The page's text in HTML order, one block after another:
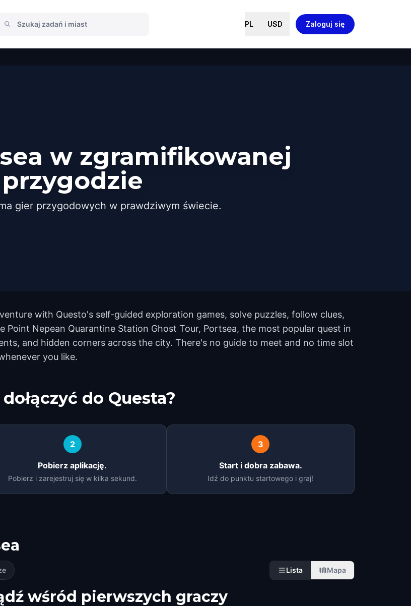
PL USD Zaloguj się
w zgramifikowanej
przygodzie
gier przygodowych w prawdziwym świecie.
with Questo's self-guided exploration games, solve puzzles, follow clues,
Nepean Quarantine Station Ghost Tour, Portsea, the most popular quest in
and hidden corners across the city. There's no guide to meet and no time slot
you like.
do Questa?
2
Pobierz aplikację.
Pobierz i zarejestruj się w kilka sekund.
3
Start i dobra zabawa.
Idź do punktu startowego i graj!
Lista Mapa
wśród pierwszych graczy